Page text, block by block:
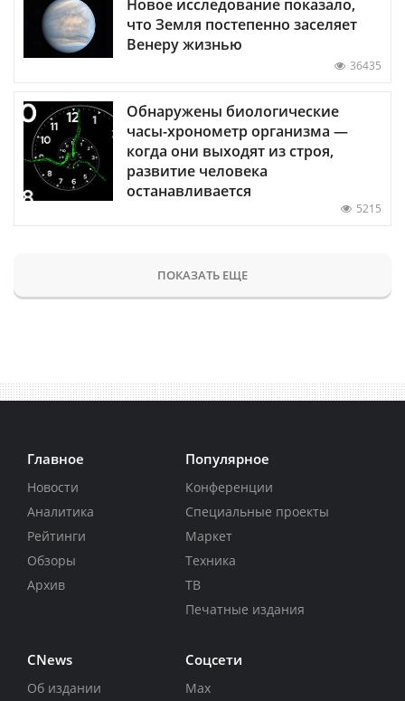
Новое исследование показало,
что Земля постепенно заселяет
Венеру жизнью
36435
Обнаружены биологические
часы-хронометр организма —
когда они выходят из строя,
развитие человека
останавливается
5215
ПОКАЗАТЬ ЕЩЕ
Главное
Новости
Аналитика
Рейтинги
Обзоры
Архив
Популярное
Конференции
Специальные проекты
Маркет
Техника
ТВ
Печатные издания
CNews
Об издании
Соцсети
Max